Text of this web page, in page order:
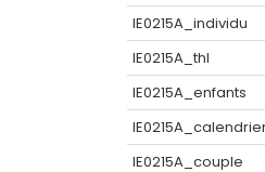
IE0215A_individu
IE0215A_thl
IE0215A_enfants
IE0215A_couple